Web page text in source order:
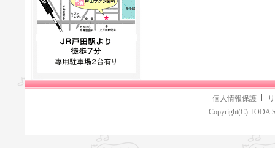
個人情報保護
Copyright(C) TODA